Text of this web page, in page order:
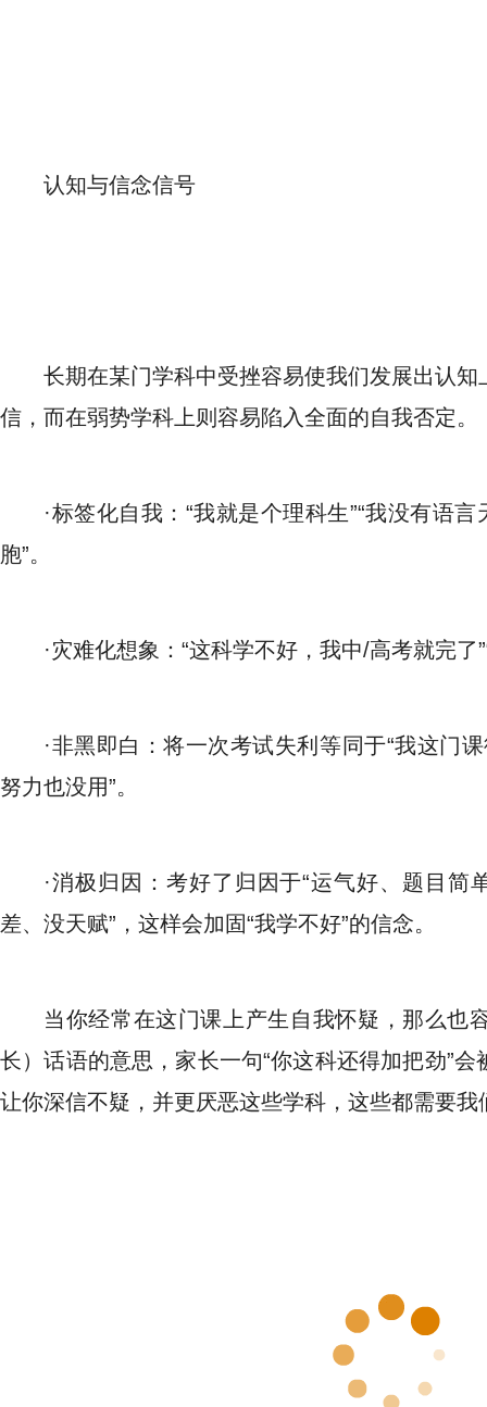
认知与信念信号
长期在某门学科中受挫容易使我们发展出认
信，而在弱势学科上则容易陷入全面的自我否定。
·标签化自我：“我就是个理科生”“我没有语
胞”。
·灾难化想象：“这科学不好，我中/高考就完了
·非黑即白：将一次考试失利等同于“我这门
努力也没用”。
·消极归因：考好了归因于“运气好、题目简
差、没天赋”，这样会加固“我学不好”的信念。
当你经常在这门课上产生自我怀疑，那么也
长）话语的意思，家长一句“你这科还得加把劲”
让你深信不疑，并更厌恶这些学科，这些都需要我